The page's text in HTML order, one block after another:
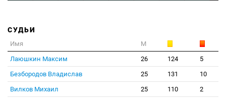
СУДЬИ
Имя
М
Лаюшкин Максим
26 124
5
Безбородов Владислав
25 131
10
Вилков Михаил
25 110
2